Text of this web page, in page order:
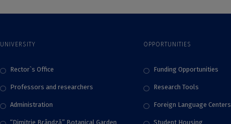
UNIVERSITY
Rector`s Office
Professors and researchers
Administration
“Dimitrie Brândză” Botanical Garden
OPPORTUNITIES
Funding Opportunities
Research Tools
Foreign Language Centers
Student Housing